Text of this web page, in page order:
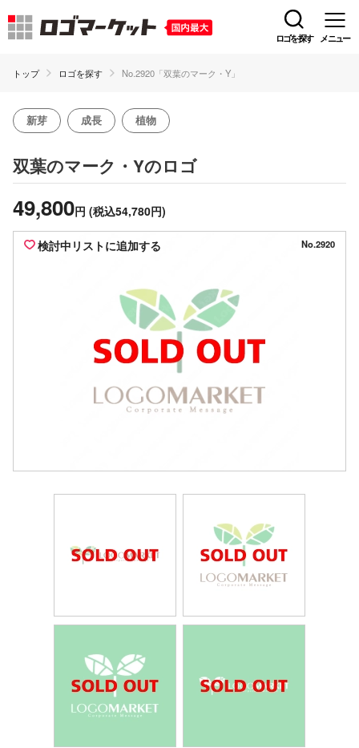
ロゴを探す メニュー
トップ ロゴを探す No.2920「双葉のマーク・Y」
新芽 成長 植物
双葉のマーク・Yのロゴ
49,800円 (税込54,780円)
検討中リストに追加する No.2920